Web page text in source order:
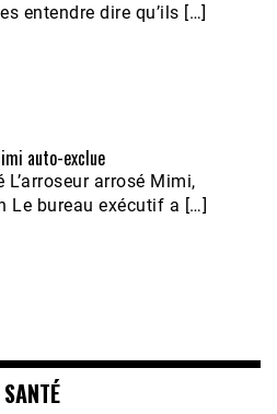
entendre dire qu’ils […]
auto-exclue
arrosé Mimi,
Le bureau exécutif a […]
SANTÉ